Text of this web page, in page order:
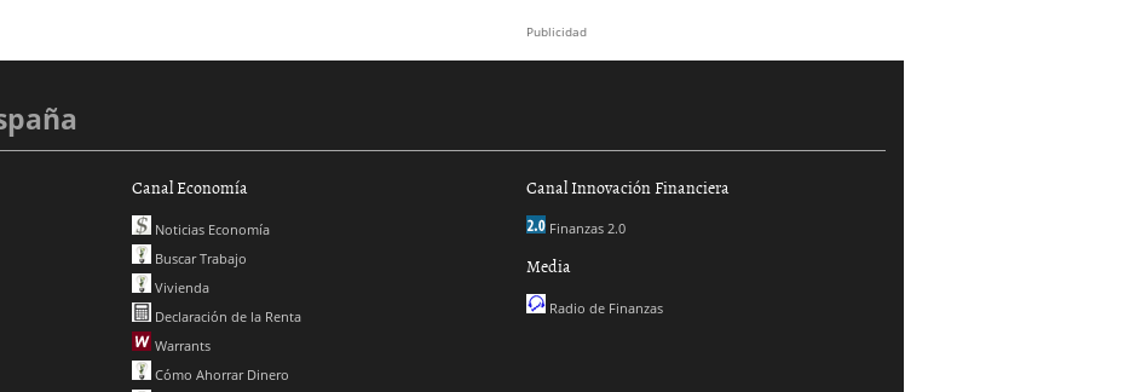
Publicidad
Canal Economía
Noticias Economía
Buscar Trabajo
Vivienda
Declaración de la Renta
Warrants
Cómo Ahorrar Dinero
Canal Innovación Financiera
Finanzas 2.0
Media
Radio de Finanzas